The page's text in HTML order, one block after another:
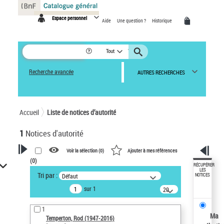
Espace personnel Aide Une question ? Historique
Tout
Recherche avancée AUTRES RECHERCHES
Accueil Liste de notices d’autorité
1 Notices d'autorité
VOTRE RECHERCHE
Recherche avancée dans les
notices d’autorité
Œuvres liées à l'auteur :
Temperton, Rod (1947-2016)
Voir la sélection (0) Ajouter à mes références
(0)
Tri par : Défaut
sur 1
20
résultats/page
1
Temperton, Rod (1947-2016)
RÉCUPÉRER
LES
NOTICES
Ma
Panneau de gestion des cookies